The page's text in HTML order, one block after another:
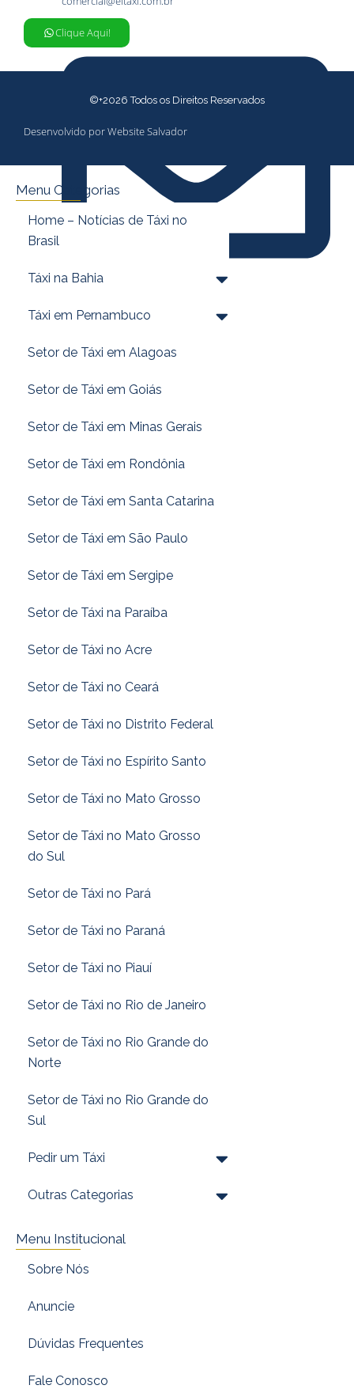
jornalismo@eitaxi.com.br
Clique Aqui!
©+2026 Todos os Direitos Reservados
Desenvolvido por Website Salvador
Menu Categorias
Home – Notícias de Táxi no
Brasil
Táxi na Bahia
Táxi em Pernambuco
Setor de Táxi em Alagoas
Setor de Táxi em Goiás
Setor de Táxi em Minas Gerais
Setor de Táxi em Rondônia
Setor de Táxi em Santa Catarina
Setor de Táxi em São Paulo
Setor de Táxi em Sergipe
Setor de Táxi na Paraíba
Setor de Táxi no Acre
Setor de Táxi no Ceará
Setor de Táxi no Distrito Federal
Setor de Táxi no Espírito Santo
Setor de Táxi no Mato Grosso
Setor de Táxi no Mato Grosso
do Sul
Setor de Táxi no Pará
Setor de Táxi no Paraná
Setor de Táxi no Piauí
Setor de Táxi no Rio de Janeiro
Setor de Táxi no Rio Grande do
Norte
Setor de Táxi no Rio Grande do
Sul
Pedir um Táxi
Outras Categorias
Menu Institucional
Sobre Nós
Anuncie
Dúvidas Frequentes
Fale Conosco